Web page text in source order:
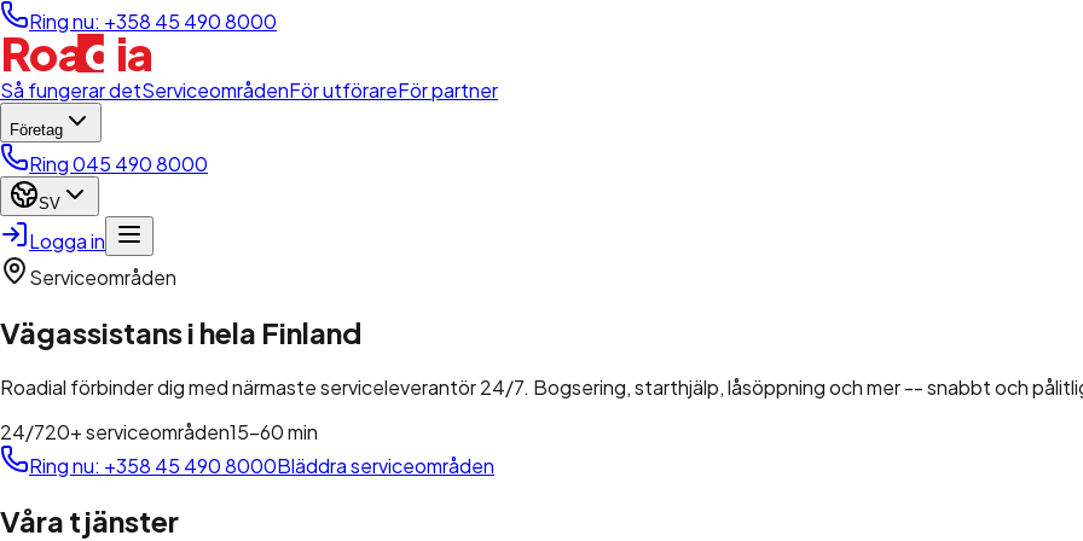
Ring nu: +358 45 490 8000
Roadial
Så fungerar detServiceområdenFör utförareFör partner
Företag
Ring 045 490 8000
SV
Logga in
Serviceområden
Vägassistans i hela Finland
Roadial förbinder dig med närmaste serviceleverantör 24/7. Bogsering, starthjälp, låsöppning och mer -- snabbt och
24/720+ serviceområden15-60 min
Ring nu: +358 45 490 8000Bläddra serviceområden
Våra tjänster